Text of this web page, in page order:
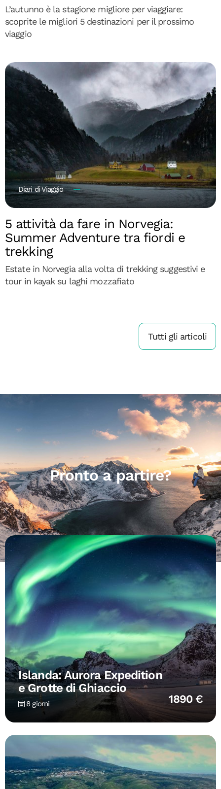
L’autunno è la stagione migliore per viaggiare:
scoprite le migliori 5 destinazioni per il prossimo
viaggio
Diari di Viaggio
5 attività da fare in Norvegia:
Summer Adventure tra fiordi e
trekking
Estate in Norvegia alla volta di trekking suggestivi e
tour in kayak su laghi mozzafiato
Tutti gli articoli
Pronto a partire?
Islanda: Aurora Expedition
e Grotte di Ghiaccio
8 giorni 1890 €